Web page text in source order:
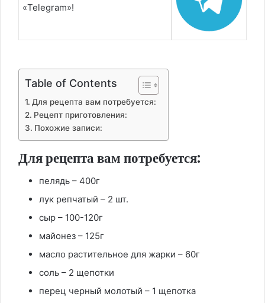
«Telegram»!
Table of Contents
Для рецепта вам потребуется:
Рецепт приготовления:
Похожие записи:
Для рецепта вам потребуется:
пелядь – 400г
лук репчатый – 2 шт.
сыр – 100-120г
майонез – 125г
масло растительное для жарки – 60г
соль – 2 щепотки
перец черный молотый – 1 щепотка